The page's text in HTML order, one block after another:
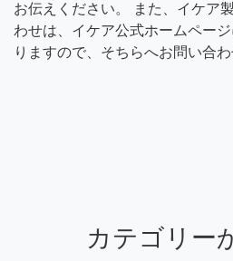
お伝えください。 また、イケア
わせは、イケア公式ホームペー
りますので、そちらへお問い合わ
カテゴリー